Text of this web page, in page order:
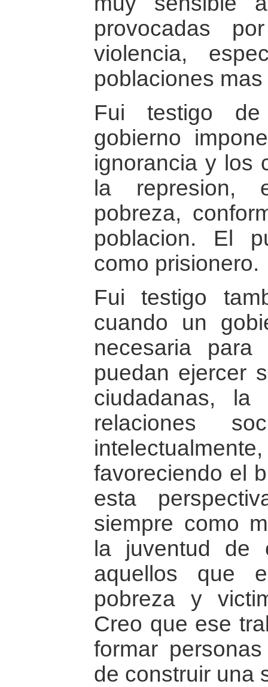
provocadas
violencia,
poblaciones
Fui testigo
gobierno
ignorancia y los
la represion,
pobreza,
poblacion. El
como prisionero.
Fui testigo
cuando un
necesaria
puedan ejercer
ciudadanas, la
relaciones
favoreciendo el
esta
siempre como
la juventud de
aquellos que
pobreza y
Creo que ese
formar
de construir una